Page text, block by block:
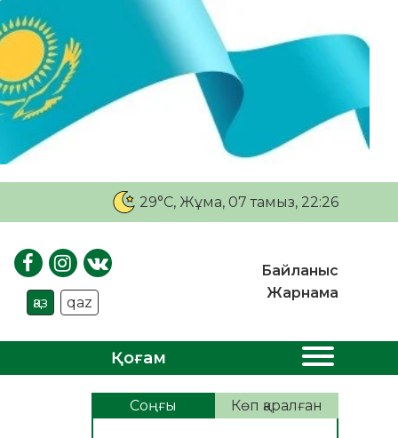
29°C, Жұма, 07 тамыз, 22:26
қаз qaz
Байланыс
Жарнама
Қоғам
Соңғы Көп қаралған